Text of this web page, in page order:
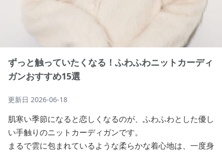
ずっと触っていたくなる！ふわふわニットカーディ
ガンおすすめ15選
更新日 2026-06-18
肌寒い季節になると恋しくなるのが、ふわふわとした優し
い手触りのニットカーディガンです。
まるで雲に包まれているような柔らかな着心地は、一度身